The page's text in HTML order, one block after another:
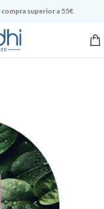
superior a 55€